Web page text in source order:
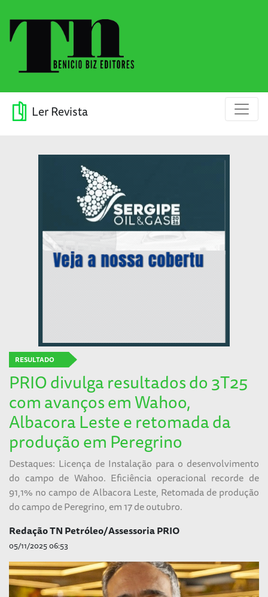
Ler Revista
RESULTADO
PRIO divulga resultados do 3T25
com avanços em Wahoo,
Albacora Leste e retomada da
produção em Peregrino
Destaques: Licença de Instalação para o desenvolvimento
do campo de Wahoo. Eficiência operacional recorde de
91,1% no campo de Albacora Leste, Retomada de produção
do campo de Peregrino, em 17 de outubro.
Redação TN Petróleo/Assessoria PRIO
05/11/2025 06:53